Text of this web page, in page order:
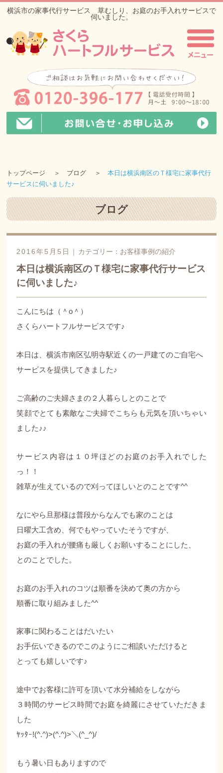
横浜市の家事代行サービス 草むしり、お庭のお手入れサービスで
伺いました。
トップページ ブログ
本日は横浜南区のＴ様宅に家事代行
サービスに伺いました♪
ブログ
2016年5月5日｜ カテゴリー： お客様事例の紹介
本日は横浜南区のＴ様宅に家事代行サービス
に伺いました♪
こんにちは（＾o＾）
さくらハートフルサービスです♪
本日は、横浜市南区弘明寺駅近くの一戸建てのご自宅へ
サービスを提供してきました♪
ご高齢のご夫婦さまの２人暮らしとのことで
笑顔でとても素敵なご夫婦でこちらも元気を頂いちゃい
ました♪♪
サービス内容は１０坪ほどのお庭のお手入れでした
っ！！
雑草が生えているので刈ってほしいとのことです^^
なにやら旦那様は普段からなんでも家のことは
日曜大工含め、何でもやっていたそうですが、
お庭の手入れが腰痛も厳しくお願いすることにした、
とのことでした。
お庭のお手入れのコツは順番を決めて奥の方から
順番に取り組みました^^
家事に関わることはだいたい
お手伝いできるのでこのようにご相談いただけると
とっても嬉しいです♪
途中でお客様に許可を頂いて水分補給をしながら
３時間のサービス時間でお庭を綺麗にさせていただきま
した
ﾔｯﾀｰ!(^.^)>(^.^)>＼(^_^)/
もう暑い日もありますので